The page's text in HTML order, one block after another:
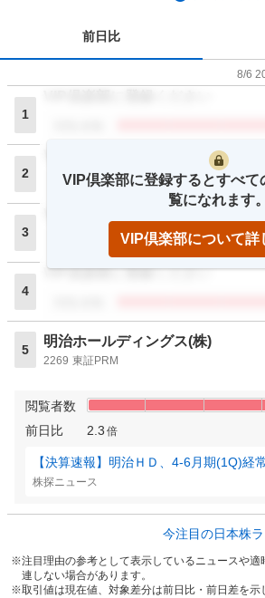
前日比
8/6
1
2
VIP倶楽部に登録ください
閲覧者数
3
4
VIP倶楽部に登録ください
5
明治ホールディングス(株)
2269 東証PRM
閲覧者数
前日比
2.3 倍
【決算速報】明治ＨＤ、4-6月期(1Q)経
株探ニュース
VIP倶楽部に登録するとすべて
覧になれます。
VIP倶楽部について詳
今注目の日本株
注目理由の参考として表示しているニュースや適
連しない場合があります。
取引値は現在値、対象差分は前日比・前日差を示